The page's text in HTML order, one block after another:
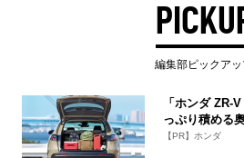
編集部ピックア
「ホンダ ZR-
っぷり積める
【PR】ホンダ